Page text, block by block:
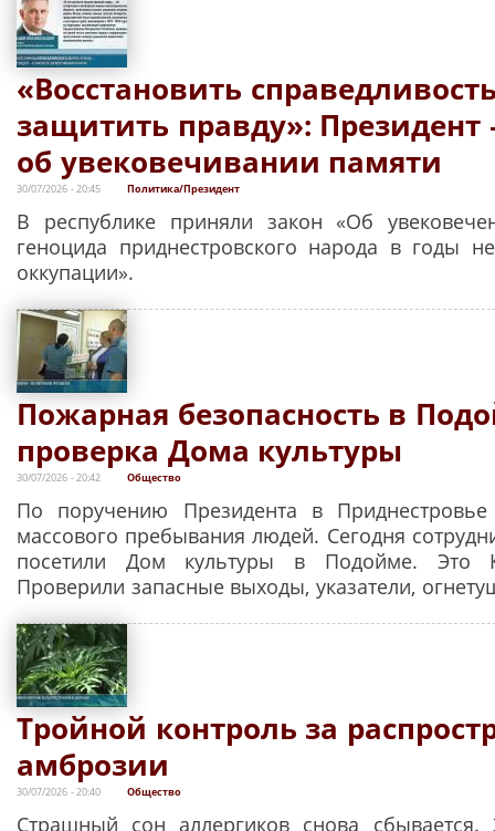
«Восстановить
защитить правду»: Президент
об увековечивании памяти
30/07/2026 - 20:45 Политика/Президент
В республике приняли закон «Об
геноцида приднестровского народа в годы
оккупации».
Пожарная безопасность в
проверка Дома культуры
30/07/2026 - 20:42 Общество
По поручению Президента в
массового пребывания людей. Сегодня
посетили Дом культуры в Подойме. Это
Проверили запасные выходы, указатели,
Тройной контроль за
амброзии
30/07/2026 - 20:40 Общество
Страшный сон аллергиков снова сбывается.